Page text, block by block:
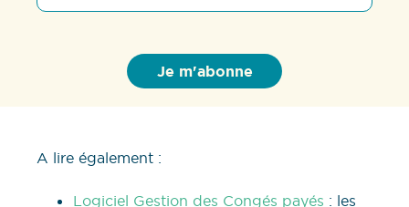
A lire également :
Logiciel Gestion des Congés payés : les